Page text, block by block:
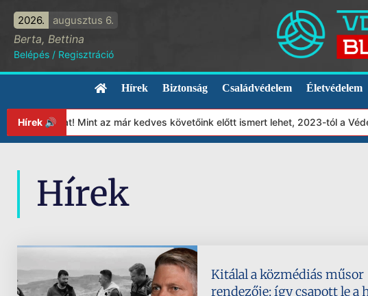
2026. augusztus 6.
Berta, Bettina
Belépés / Regisztráció
Hírek Biztonság Családvédelem Életvédelem
Hírek 🔊Mint az már kedves követőink előtt ismert lehet, 2023-tól a Védett
Hírek
Kitálal a közmédiás műsor
rendezője: így csapott le a